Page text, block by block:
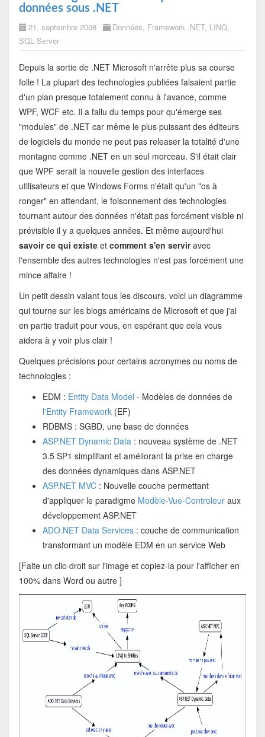
données sous .NET
21. septembre 2008 Données, Framework .NET, LINQ,
SQL Server
Depuis la sortie de .NET Microsoft n'arrête plus sa course
folle ! La plupart des technologies publiées faisaient partie
d'un plan presque totalement connu à l'avance, comme
WPF, WCF etc. Il a fallu du temps pour qu'émerge ses
"modules" de .NET car même le plus puissant des éditeurs
de logiciels du monde ne peut pas releaser la totalité d'une
montagne comme .NET en un seul morceau. S'il était clair
que WPF serait la nouvelle gestion des interfaces
utilisateurs et que Windows Forms n'était qu'un "os à
ronger" en attendant, le foisonnement des technologies
tournant autour des données n'était pas forcément visible ni
prévisible il y a quelques années. Et même aujourd'hui
savoir ce qui existeet comment s'en serviravec
l'ensemble des autres technologies n'est pas forcément une
mince affaire !
Un petit dessin valant tous les discours, voici un diagramme
qui tourne sur les blogs américains de Microsoft et que j'ai
en partie traduit pour vous, en espérant que cela vous
aidera à y voir plus clair !
Quelques précisions pour certains acronymes ou noms de
technologies :
EDM : Entity Data Model - Modèles de données de
l'Entity Framework(EF)
RDBMS : SGBD, une base de données
ASP.NET Dynamic Data : nouveau système de .NET
3.5 SP1 simplifiant et améliorant la prise en charge
des données dynamiques dans ASP.NET
ASP.NET MVC: Nouvelle couche permettant
d'appliquer le paradigme Modèle-Vue-Controleuraux
développement ASP.NET
ADO.NET Data Services: couche de communication
transformant un modèle EDM en un service Web
[Faite un clic-droit sur l'image et copiez-la pour l'afficher en
100% dans Word ou autre ]